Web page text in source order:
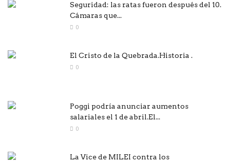
Seguridad: las ratas fueron después del 10.
Cámaras que...
0
El Cristo de la Quebrada.Historia .
0
Poggi podría anunciar aumentos
salariales el 1 de abril.El...
0
La Vice de MILEI contra los